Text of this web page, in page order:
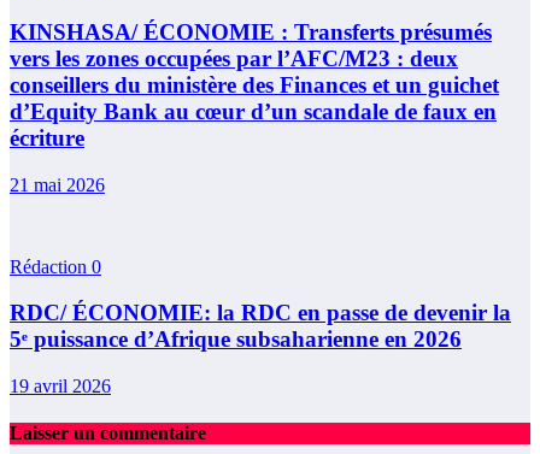
KINSHASA/ ÉCONOMIE : Transferts présumés
vers les zones occupées par l’AFC/M23 : deux
conseillers du ministère des Finances et un guichet
d’Equity Bank au cœur d’un scandale de faux en
écriture
21 mai 2026
Rédaction 0
RDC/ ÉCONOMIE: la RDC en passe de devenir la
5ᵉ puissance d’Afrique subsaharienne en 2026
19 avril 2026
Laisser un commentaire